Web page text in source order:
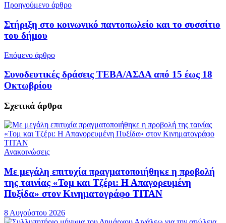
Προηγούμενο άρθρο
Στήριξη στο κοινωνικό παντοπωλείο και το συσσίτιο
του δήμου
Επόμενο άρθρο
Συνοδευτικές δράσεις ΤΕΒΑ/ΑΣΔΑ από 15 έως 18
Οκτωβρίου
Σχετικά άρθρα
Ανακοινώσεις
Με μεγάλη επιτυχία πραγματοποιήθηκε η προβολή
της ταινίας «Τομ και Τζέρι: Η Απαγορευμένη
Πυξίδα» στον Κινηματογράφο ΤΙΤΑΝ
8 Αυγούστου 2026